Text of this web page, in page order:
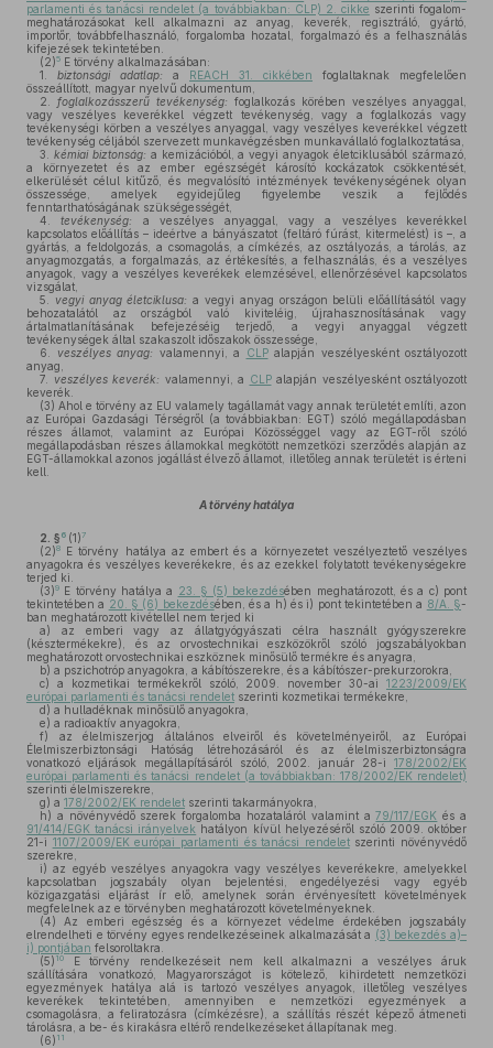
parlamenti és tanácsi rendelet (a továbbiakban: CLP) 2. cikke szerinti fogalom-
meghatározásokat kell alkalmazni az anyag, keverék, regisztráló, gyártó,
importőr, továbbfelhasználó, forgalomba hozatal, forgalmazó és a felhasználás
kifejezések tekintetében.
(2)5 E törvény alkalmazásában:
1.
biztonsági adatlap: a REACH 31. cikkében foglaltaknak megfelelően
összeállított, magyar nyelvű dokumentum,
2.
foglalkozásszerű tevékenység: foglalkozás körében veszélyes anyaggal,
vagy veszélyes keverékkel végzett tevékenység, vagy a foglalkozás vagy
tevékenységi körben a veszélyes anyaggal, vagy veszélyes keverékkel végzett
tevékenység céljából szervezett munkavégzésben munkavállaló foglalkoztatása,
3.
kémiai biztonság: a kemizációból, a vegyi anyagok életciklusából származó,
a környezetet és az ember egészségét károsító kockázatok csökkentését,
elkerülését célul kitűző, és megvalósító intézmények tevékenységének olyan
összessége, amelyek egyidejűleg figyelembe veszik a fejlődés
fenntarthatóságának szükségességét,
4.
tevékenység:
a veszélyes anyaggal, vagy a veszélyes keverékkel
kapcsolatos előállítás – ideértve a bányászatot (feltáró fúrást, kitermelést) is –, a
gyártás, a feldolgozás, a csomagolás, a címkézés, az osztályozás, a tárolás, az
anyagmozgatás, a forgalmazás, az értékesítés, a felhasználás, és a veszélyes
anyagok, vagy a veszélyes keverékek elemzésével, ellenőrzésével kapcsolatos
vizsgálat,
5.
vegyi anyag életciklusa: a vegyi anyag országon belüli előállításától vagy
behozatalától az országból való kiviteléig, újrahasznosításának vagy
ártalmatlanításának befejezéséig terjedő, a vegyi anyaggal végzett
tevékenységek által szakaszolt időszakok összessége,
6.
veszélyes anyag: valamennyi, a CLPalapján veszélyesként osztályozott
anyag,
7.
veszélyes keverék: valamennyi, a CLPalapján veszélyesként osztályozott
keverék.
(3) Ahol e törvény az EU valamely tagállamát vagy annak területét említi, azon
az Európai Gazdasági Térségről (a továbbiakban: EGT) szóló megállapodásban
részes államot, valamint az Európai Közösséggel vagy az EGT-ről szóló
megállapodásban részes államokkal megkötött nemzetközi szerződés alapján az
EGT-államokkal azonos jogállást élvező államot, illetőleg annak területét is érteni
kell.
A törvény hatálya
2. § 6 (1)7
(2)8
E törvény hatálya az embert és a környezetet veszélyeztető veszélyes
anyagokra és veszélyes keverékekre, és az ezekkel folytatott tevékenységekre
terjed ki.
(3)9 E törvény hatálya a 23. § (5) bekezdésében meghatározott, és a c) pont
tekintetében a 20. § (6) bekezdésében, és a h) és i) pont tekintetében a 8/A. §-
ban meghatározott kivétellel nem terjed ki
a) az emberi vagy az állatgyógyászati célra használt gyógyszerekre
(késztermékekre), és az orvostechnikai eszközökről szóló jogszabályokban
meghatározott orvostechnikai eszköznek minősülő termékre és anyagra,
b) a pszichotróp anyagokra, a kábítószerekre, és a kábítószer-prekurzorokra,
c) a kozmetikai termékekről szóló, 2009. november 30-ai 1223/2009/EK
európai parlamenti és tanácsi rendelet szerinti kozmetikai termékekre,
d) a hulladéknak minősülő anyagokra,
e) a radioaktív anyagokra,
f) az élelmiszerjog általános elveiről és követelményeiről, az Európai
Élelmiszerbiztonsági Hatóság létrehozásáról és az élelmiszerbiztonságra
vonatkozó eljárások megállapításáról szóló, 2002. január 28-i 178/2002/EK
európai parlamenti és tanácsi rendelet (a továbbiakban: 178/2002/EK rendelet)
szerinti élelmiszerekre,
g) a 178/2002/EK rendelet szerinti takarmányokra,
h) a növényvédő szerek forgalomba hozataláról valamint a79/117/EGK és a
91/414/EGK tanácsi irányelvek hatályon kívül helyezéséről szóló 2009. október
21-i 1107/2009/EK európai parlamenti és tanácsi rendeletszerinti növényvédő
szerekre,
i) az egyéb veszélyes anyagokra vagy veszélyes keverékekre, amelyekkel
kapcsolatban jogszabály olyan bejelentési, engedélyezési vagy egyéb
közigazgatási eljárást ír elő, amelynek során érvényesített követelmények
megfelelnek az e törvényben meghatározott követelményeknek.
(4) Az emberi egészség és a környezet védelme érdekében jogszabály
elrendelheti e törvény egyes rendelkezéseinek alkalmazását a (3) bekezdés a)–
i) pontjában felsoroltakra.
(5) 10
E törvény rendelkezéseit nem kell alkalmazni a veszélyes áruk
szállítására vonatkozó, Magyarországot is kötelező, kihirdetett nemzetközi
egyezmények hatálya alá is tartozó veszélyes anyagok, illetőleg veszélyes
keverékek tekintetében, amennyiben e nemzetközi egyezmények a
csomagolásra, a feliratozásra (címkézésre), a szállítás részét képező átmeneti
tárolásra, a be- és kirakásra eltérő rendelkezéseket állapítanak meg.
(6) 11